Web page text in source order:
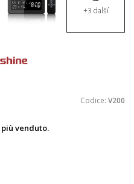
+3 další
Codice: V200
venduto.